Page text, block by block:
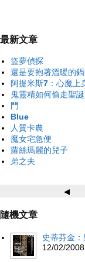
最新文章
盜夢偵探
還是要抱著溫暖的
阿提米斯7：心魔上
鬼靈精如何偷走聖
門
Blue
人質卡農
魔女宅急便
蘿絲瑪麗的兒子
弟之夫
◂
隨機文章
史蒂芬金
12/02/